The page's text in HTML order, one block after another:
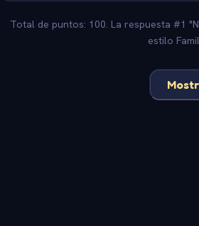
Total de puntos: 100. La respuesta #1
estilo